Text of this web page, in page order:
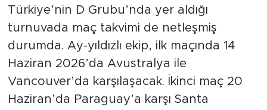
Türkiye’nin D Grubu’nda yer aldığı
turnuvada maç takvimi de netleşmiş
durumda. Ay-yıldızlı ekip, ilk maçında 14
Haziran 2026’da Avustralya ile
Vancouver’da karşılaşacak. İkinci maç 20
Haziran’da Paraguay’a karşı Santa